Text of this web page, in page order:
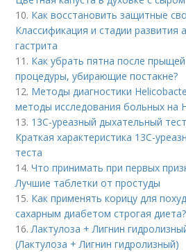
10. Как восстановить защитные
Классификация и стадии развития
гастрита
11. Как убрать пятна после
процедуры, убирающие постакне?
12. Методы диагностики
методы исследования больных на
13. 13С-уреазный дыхательный
Краткая характеристика 13С-
теста
14.Что принимать при первых
Лучшие таблетки от простуды
15. Как применять корицу для
сахарным диабетом строгая диета?
16.Лактулоза + Лигнин
(Лактулоза + Лигнин гидролизный)